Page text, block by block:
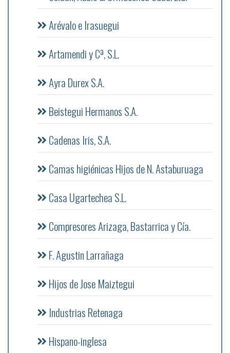
Arévalo e Irasuegui
Artamendi y Cª, S.L.
Ayra Durex S.A.
Beistegui Hermanos S.A.
Cadenas Iris, S.A.
Camas higiénicas Hijos de N. Astaburuaga
Casa Ugartechea S.L.
Compresores Arizaga, Bastarrica y Cía.
F. Agustin Larrañaga
Hijos de Jose Maiztegui
Industrias Retenaga
Hispano-inglesa